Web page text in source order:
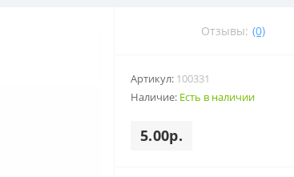
Отзывы: (0)
Артикул: 100331
Наличие: Есть в наличии
5.00р.